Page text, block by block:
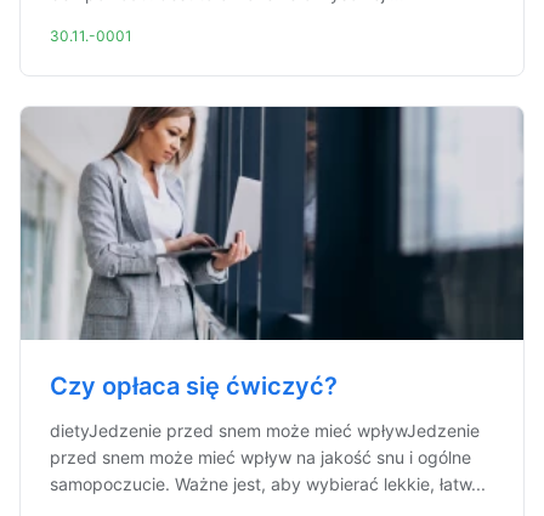
30.11.-0001
Czy opłaca się ćwiczyć?
dietyJedzenie przed snem może mieć wpływJedzenie
przed snem może mieć wpływ na jakość snu i ogólne
samopoczucie. Ważne jest, aby wybierać lekkie, łatw...